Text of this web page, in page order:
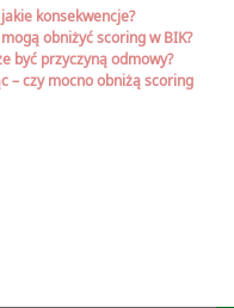
konsekwencje?
obniżyć scoring w BIK?
być przyczyną odmowy?
– czy mocno obniżą scoring